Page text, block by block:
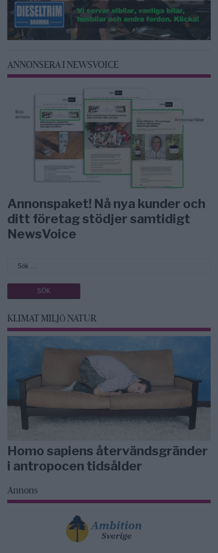
ANNONSERA I NEWSVOICE
Annonspaket! Nå nya kunder och
ditt företag stödjer samtidigt
NewsVoice
KLIMAT MILJÖ NATUR
Homo sapiens återvändsgränder
i antropocen tidsålder
Annons